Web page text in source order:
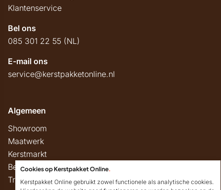
Klantenservice
Bel ons
085 301 22 55 (NL)
E-mail ons
service@kerstpakketonline.nl
Algemeen
Showroom
Maatwerk
Kerstmarkt
Belastingregels
Track & Trace
Cookies op Kerstpakket Online.
Kerstpakket Online gebruikt zowel functionele als analytische cookies.